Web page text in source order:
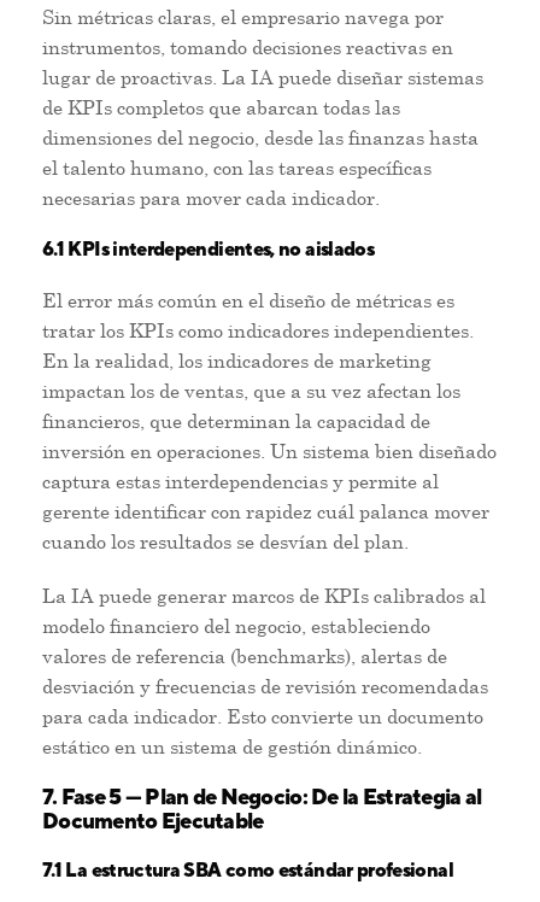
Sin métricas claras, el empresario navega por
instrumentos, tomando decisiones reactivas en
lugar de proactivas. La IA puede diseñar sistemas
de KPIs completos que abarcan todas las
dimensiones del negocio, desde las finanzas hasta
el talento humano, con las tareas específicas
necesarias para mover cada indicador.
6.1 KPIs interdependientes, no aislados
El error más común en el diseño de métricas es
tratar los KPIs como indicadores independientes.
En la realidad, los indicadores de marketing
impactan los de ventas, que a su vez afectan los
financieros, que determinan la capacidad de
inversión en operaciones. Un sistema bien diseñado
captura estas interdependencias y permite al
gerente identificar con rapidez cuál palanca mover
cuando los resultados se desvían del plan.
La IA puede generar marcos de KPIs calibrados al
modelo financiero del negocio, estableciendo
valores de referencia (benchmarks), alertas de
desviación y frecuencias de revisión recomendadas
para cada indicador. Esto convierte un documento
estático en un sistema de gestión dinámico.
7. Fase 5 — Plan de Negocio: De la Estrategia al
Documento Ejecutable
7.1 La estructura SBA como estándar profesional